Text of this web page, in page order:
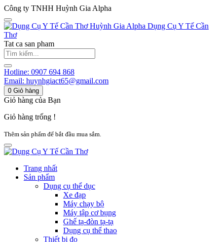
Công ty TNHH Huỳnh Gia Alpha
Huỳnh Gia Alpha Dụng Cụ Y Tế Cần
Thơ
Tat ca san pham
Hotline: 0907 694 868
Email: huynhgiact65@gmail.com
0 Giỏ hàng
Giỏ hàng của Bạn
Giỏ hàng trống !
Thêm sản phẩm để bắt đầu mua sắm.
Trang nhất
Sản phẩm
Dụng cụ thể dục
Xe đạp
Máy chạy bộ
Máy tập cơ bụng
Ghế tạ-đòn tạ-tạ
Dụng cụ thể thao
Thiết bị đo